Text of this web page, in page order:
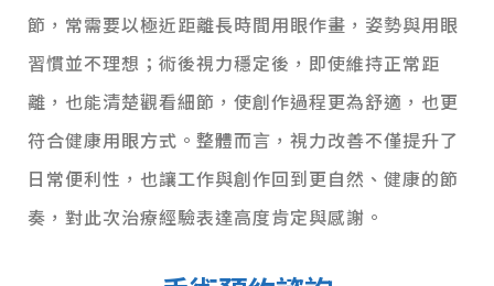
節，常需要以極近距離長時間用眼作畫，姿勢與用眼
習慣並不理想；術後視力穩定後，即使維持正常距
離，也能清楚觀看細節，使創作過程更為舒適，也更
符合健康用眼方式。 整體而言，視力改善不僅提升了
日常便利性，也讓工作與創作回到更自然、健康的節
奏，對此次治療經驗表達高度肯定與感謝。